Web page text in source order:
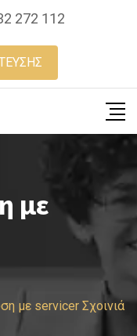
272 112
με
με servicer Σχοινιά